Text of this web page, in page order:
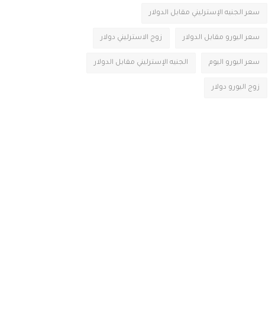
سعر الجنيه الإسترليني مقابل الدولار
سعر اليورو مقابل الدولار زوج الاسترليني دولار
سعر اليورو اليوم الجنيه الإسترليني مقابل الدولار
زوج اليورو دولار